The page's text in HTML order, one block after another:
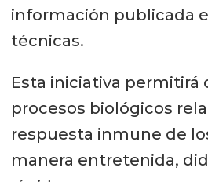
información publicada
técnicas.
Esta iniciativa permitirá
procesos biológicos
respuesta inmune de
manera entretenida,